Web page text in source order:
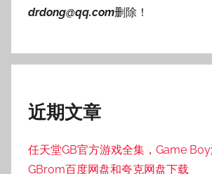
drdong@qq.com删除！
近期文章
任天堂GB官方游戏全集，Game Boy
GBrom百度网盘和夸克网盘下载